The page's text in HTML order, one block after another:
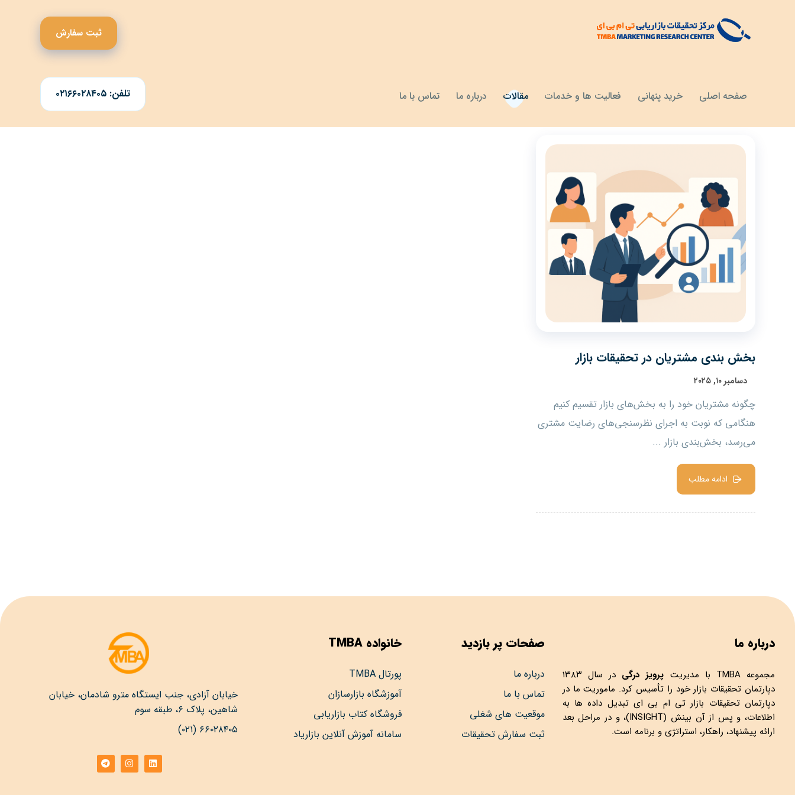
صفحه اصلی خرید پنهانی فعالیت ها و خدمات مقالات درباره ما تماس با ما
ثبت سفارش
تلفن: ۰۲۱۶۶۰۲۸۴۰۵
بخش بندی مشتریان در تحقیقات بازار
دسامبر ۱۰, ۲۰۲۵
چگونه مشتریان خود را به بخش‌های بازار تقسیم کنیم
هنگامی که نوبت به اجرای نظرسنجی‌های رضایت مشتری
می‌رسد، بخش‌بندی بازار ...
ادامه مطلب
درباره ما
مجموعهTMBA با مدیریت پرویز درگی
در سال ۱۳۸۳
دپارتمان تحقیقات بازار خود را تأسیس کرد. ماموریت ما در
دپارتمان تحقیقات بازار تی ام بی ای تبدیل داده ها به
اطلاعات، و پس از آن بینش (INSIGHT)، و در مراحل بعد
ارائه پیشنهاد، راهکار، استراتژی و برنامه است.
صفحات پر بازدید
درباره ما
تماس با ما
موقعیت های شغلی
ثبت سفارش تحقیقات
خانواده TMBA
پورتال TMBA
آموزشگاه بازارسازان
فروشگاه کتاب بازاریابی
سامانه آموزش آنلاین بازاریاد
خیابان آزادی، جنب ایستگاه مترو شادمان، خیابان
شاهین، پلاک ۶، طبقه سوم
۶۶۰۲۸۴۰۵ (۰۲۱)